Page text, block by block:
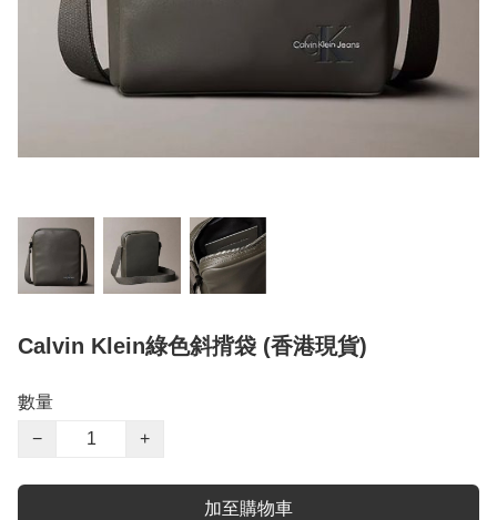
Calvin Klein綠色斜揹袋 (香港現貨)
數量
−
+
加至購物車